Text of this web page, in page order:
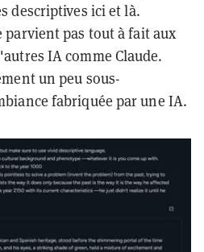
descriptives ici et là.
parvient pas tout à fait aux
IA comme Claude.
un peu sous-
fabriquée par une IA.